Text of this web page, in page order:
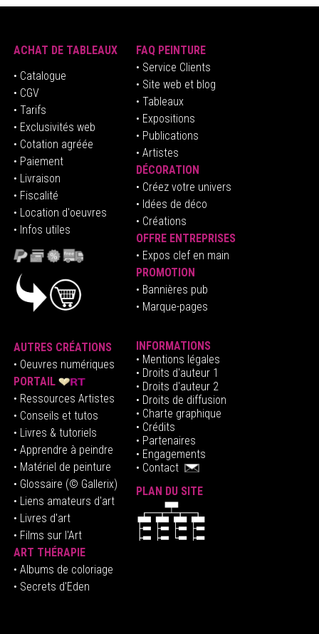
ACHAT DE TABLEAUX
• Catalogue
• CGV
• Tarifs
• Exclusivités web
• Cotation agréée
• Paiement
• Livraison
• Fiscalité
• Location d'oeuvres
• Infos utiles
FAQ PEINTURE
• Service Clients
• Site web et blog
• Tableaux
• Expositions
• Publications
• Artistes
DÉCORATION
• Créez votre univers
• Idées de déco
• Créations
OFFRE ENTREPRISES
• Expos clef en main
PROMOTION
• Bannières pub
• Marque-pages
AUTRES CRÉATIONS
• Oeuvres numériques
PORTAIL
• Ressources Artistes
• Conseils et tutos
• Livres & tutoriels
• Apprendre à peindre
• Matériel de peinture
• Glossaire (© Gallerix)
• Liens amateurs d'art
• Livres d'art
• Films sur l'Art
ART THÉRAPIE
• Albums de coloriage
• Secrets d'Eden
INFORMATIONS
• Mentions légales
• Droits d'auteur1
• Droits d'auteur 2
• Droits de diffusion
• Charte graphique
• Crédits
• Partenaires
• Engagements
• Contact
PLAN DU SITE